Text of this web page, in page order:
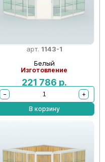
арт. 1143-1
Белый
Изготовление
221 786 р.
−
+
В корзину